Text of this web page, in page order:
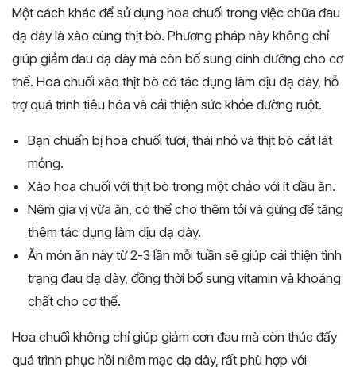
Một cách khác để sử dụng hoa chuối trong việc chữa đau
dạ dày là xào cùng thịt bò. Phương pháp này không chỉ
giúp giảm đau dạ dày mà còn bổ sung dinh dưỡng cho cơ
thể. Hoa chuối xào thịt bò có tác dụng làm dịu dạ dày, hỗ
trợ quá trình tiêu hóa và cải thiện sức khỏe đường ruột.
Bạn chuẩn bị hoa chuối tươi, thái nhỏ và thịt bò cắt lát
mỏng.
Xào hoa chuối với thịt bò trong một chảo với ít dầu ăn.
Nêm gia vị vừa ăn, có thể cho thêm tỏi và gừng để tăng
thêm tác dụng làm dịu dạ dày.
Ăn món ăn này từ 2-3 lần mỗi tuần sẽ giúp cải thiện tình
trạng đau dạ dày, đồng thời bổ sung vitamin và khoáng
chất cho cơ thể.
Hoa chuối không chỉ giúp giảm cơn đau mà còn thúc đẩy
quá trình phục hồi niêm mạc dạ dày, rất phù hợp với